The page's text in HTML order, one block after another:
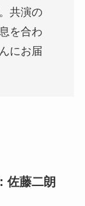
共演の
を合わ
にお届
佐藤二朗